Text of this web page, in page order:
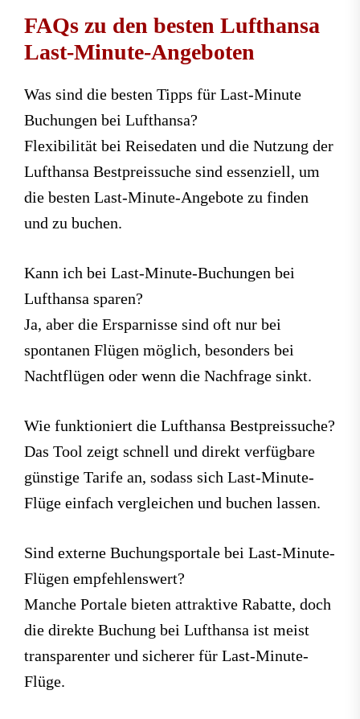
FAQs zu den besten Lufthansa
Last-Minute-Angeboten
Was sind die besten Tipps für Last-Minute
Buchungen bei Lufthansa?
Flexibilität bei Reisedaten und die Nutzung der
Lufthansa Bestpreissuche sind essenziell, um
die besten Last-Minute-Angebote zu finden
und zu buchen.
Kann ich bei Last-Minute-Buchungen bei
Lufthansa sparen?
Ja, aber die Ersparnisse sind oft nur bei
spontanen Flügen möglich, besonders bei
Nachtflügen oder wenn die Nachfrage sinkt.
Wie funktioniert die Lufthansa Bestpreissuche?
Das Tool zeigt schnell und direkt verfügbare
günstige Tarife an, sodass sich Last-Minute-
Flüge einfach vergleichen und buchen lassen.
Sind externe Buchungsportale bei Last-Minute-
Flügen empfehlenswert?
Manche Portale bieten attraktive Rabatte, doch
die direkte Buchung bei Lufthansa ist meist
transparenter und sicherer für Last-Minute-
Flüge.